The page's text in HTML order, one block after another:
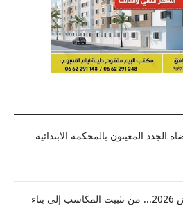
الجدد المعينون بالمحكمة الابتدائية
خطاب العرش 2026... من تثبيت المكاسب إلى بناء